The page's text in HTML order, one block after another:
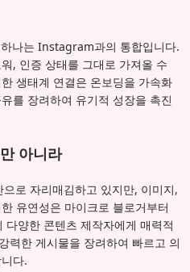
나는 Instagram과의 통합입니다.
, 인증 상태를 그대로 가져올 수
생태계 연결은 온보딩을 가속화
를 장려하여 유기적 성장을 촉진
아니라
로 자리매김하고 있지만, 이미지,
유연성은 마이크로 블로거부터
양한 콘텐츠 제작자에게 매력적
력한 게시물을 장려하여 빠르고 의
다.